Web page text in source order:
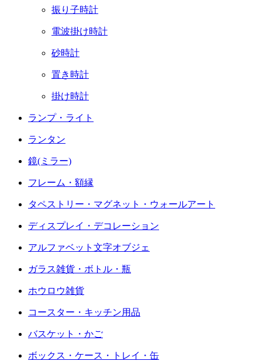
振り子時計
電波掛け時計
砂時計
置き時計
掛け時計
ランプ・ライト
ランタン
鏡(ミラー)
フレーム・額縁
タペストリー・マグネット・ウォールアート
ディスプレイ・デコレーション
アルファベット文字オブジェ
ガラス雑貨・ボトル・瓶
ホウロウ雑貨
コースター・キッチン用品
バスケット・かご
ボックス・ケース・トレイ・缶